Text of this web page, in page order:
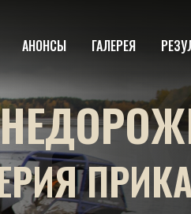
АНОНСЫ ГАЛЕРЕЯ